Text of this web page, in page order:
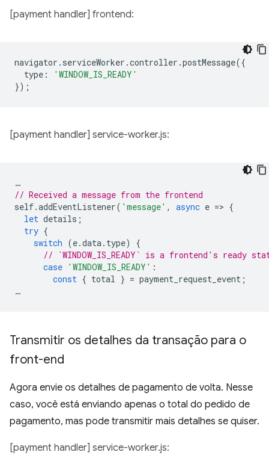
[payment handler] frontend:
navigator . serviceWorker .controller .postMessage({
type :
'WINDOW_IS_READY'
});
[payment handler] service-worker.js:
…
// Received a message from the frontend
self.addEventListener( 'message' , async e => {
let details ;
try {
switch (e.data. type)
{
// `WINDOW_IS_READY` is a frontend's ready
case 'WINDOW_IS_READY' :
const { total } = payment_request_event ;
…
Transmitir os detalhes da transação para o
front-end
Agora envie os detalhes de pagamento de volta. Nesse
caso, você está enviando apenas o total do pedido de
pagamento, mas pode transmitir mais detalhes se quiser.
[payment handler] service-worker.js: